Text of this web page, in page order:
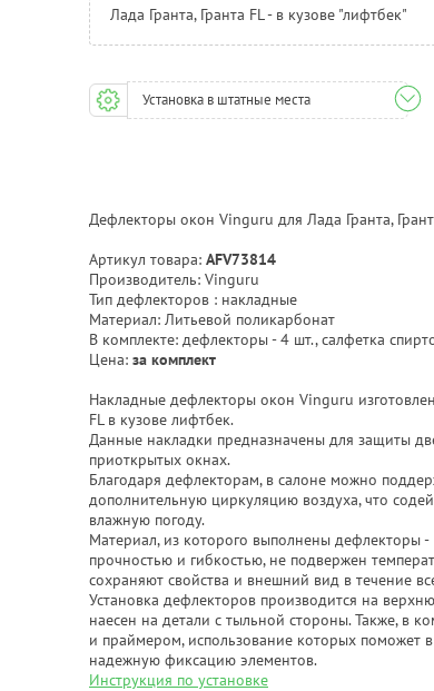
Лада Гранта, Гранта FL - в кузове "лифтбек"
Установка в штатные места
Дефлекторы окон Vinguru для Лада Гранта,
Артикул товара: AFV73814
Производитель: Vinguru
Тип дефлекторов : накладные
Материал: Литьевой поликарбонат
В комплекте: дефлекторы - 4 шт., салфетка
Цена: за комплект
Накладные дефлекторы окон Vinguru
FL в кузове лифтбек.
Данные накладки предназначены для защиты
приоткрытых окнах.
Благодаря дефлекторам, в салоне можно
дополнительную циркуляцию воздуха, что
влажную погоду.
Материал, из которого выполнены дефлекторы
прочностью и гибкостью, не подвержен
сохраняют свойства и внешний вид в течение
Установка дефлекторов производится на
наесен на детали с тыльной стороны. Также, в
и праймером, использование которых поможет
надежную фиксацию элементов.
Инструкция по установке